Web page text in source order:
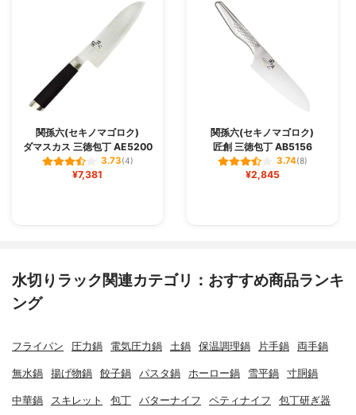
関孫六(セキノマゴロク)
ダマスカス 三徳包丁 AE5200
3.73(4)
¥7,381
関孫六(セキノマゴロク)
匠創 三徳包丁 AB5156
3.74(8)
¥2,845
水切りラック関連カテゴリ：おすすめ商品ランキ
ング
フライパン 圧力鍋 電気圧力鍋 土鍋 保温調理鍋 片手鍋 両手鍋
無水鍋 揚げ物鍋 餃子鍋 パスタ鍋 ホーロー鍋 雪平鍋 寸胴鍋
中華鍋 スキレット 包丁 バターナイフ ペティナイフ 包丁研ぎ器